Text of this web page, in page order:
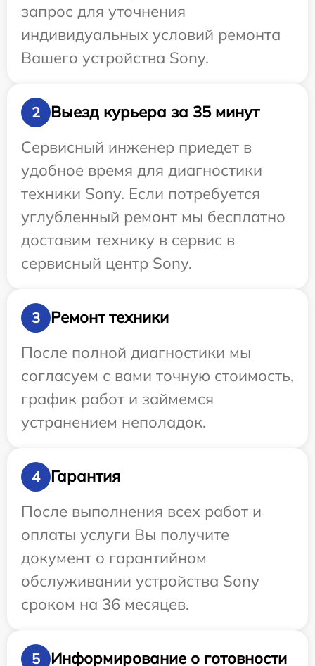
запрос для уточнения
индивидуальных условий ремонта
Вашего устройства Sony.
2
Выезд курьера за 35 минут
Сервисный инженер приедет в
удобное время для диагностики
техники Sony. Если потребуется
углубленный ремонт мы бесплатно
доставим технику в сервис в
сервисный центр Sony.
3
Ремонт техники
После полной диагностики мы
согласуем с вами точную стоимость,
график работ и займемся
устранением неполадок.
4
Гарантия
После выполнения всех работ и
оплаты услуги Вы получите
документ о гарантийном
обслуживании устройства Sony
сроком на 36 месяцев.
5 Информирование о готовности